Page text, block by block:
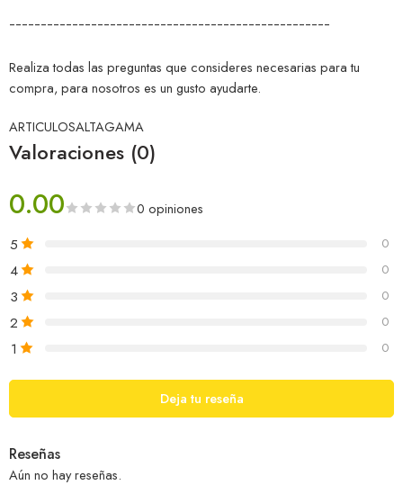
¯¯¯¯¯¯¯¯¯¯¯¯¯¯¯¯¯¯¯¯¯¯¯¯¯¯¯¯¯¯¯¯¯¯¯¯¯¯¯¯¯¯¯¯¯¯¯¯¯¯¯
Realiza todas las preguntas que consideres necesarias para tu
compra, para nosotros es un gusto ayudarte.
ARTICULOSALTAGAMA
Valoraciones (0)
0.00 0 opiniones
5 0
4 0
3 0
2 0
1 0
Deja tu reseña
Reseñas
Aún no hay reseñas.